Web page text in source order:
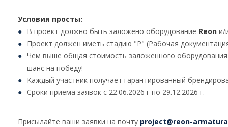
Условия просты:
В проект должно быть заложено оборудование Reon и/
Проект должен иметь стадию "Р" (Рабочая
Чем выше общая стоимость заложенного
шанс на победу!
Каждый участник получает гарантированный
Сроки приема заявок с 22.06.2026 г по 29.12.2026 г.
Присылайте ваши заявки на почту project@reon-